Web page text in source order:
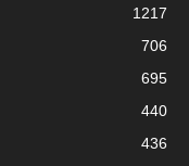
1217
706
695
440
436